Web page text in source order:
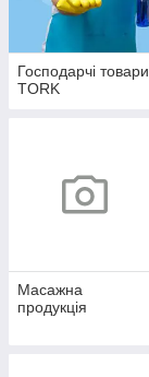
Господарчі товари
TORK
Масажна
продукція